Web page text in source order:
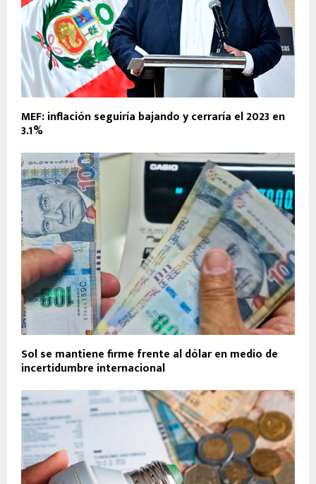
MEF: inflación seguiría bajando y cerraría el 2023 en
3.1%
Sol se mantiene firme frente al dólar en medio de
incertidumbre internacional